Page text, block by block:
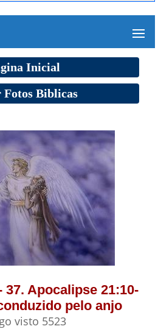
Inicial
Biblicas
37. Apocalipse 21:10-
pelo anjo
visto 5523